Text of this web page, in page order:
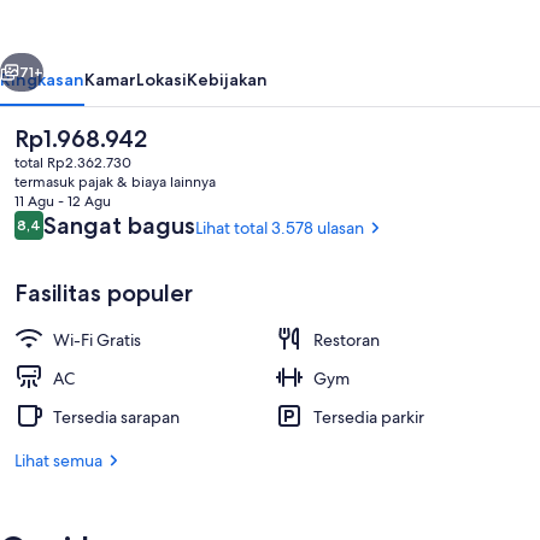
Fasilitas rapat
Berikutnya
71+
RingkasanKamarLokasiKebijakan
Harga
saat
ini
Rp1.968.942
Rp1.968.942
total Rp2.362.730
termasuk pajak & biaya lainnya
11 Agu - 12 Agu
Ulasan
8,48,4 dari 10
Sangat bagusLihat total 3.578 ulasan
Fasilitas populer
Wi-Fi Gratis
Restoran
AC
Gym
Tersedia sarapan
Tersedia parkir
Lihat semua